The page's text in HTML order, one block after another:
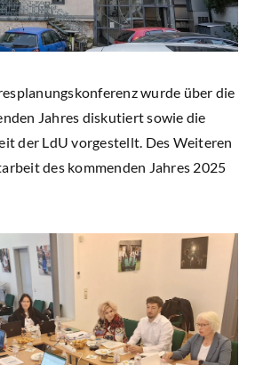
wurde über die
Jahres diskutiert sowie die
der LdU vorgestellt. Des Weiteren
des kommenden Jahres 2025